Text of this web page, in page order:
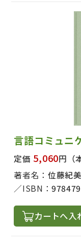
言語コミュニ
定価 5,060円
著者名： 位藤紀
ISBN：
カートへ入